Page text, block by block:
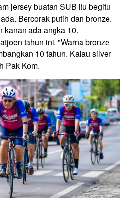
jersey buatan SUB itu begitu
Bercorak putih dan bronze.
kanan ada angka 10.
tahun ini. "Warna bronze
10 tahun. Kalau silver
Pak Kom.